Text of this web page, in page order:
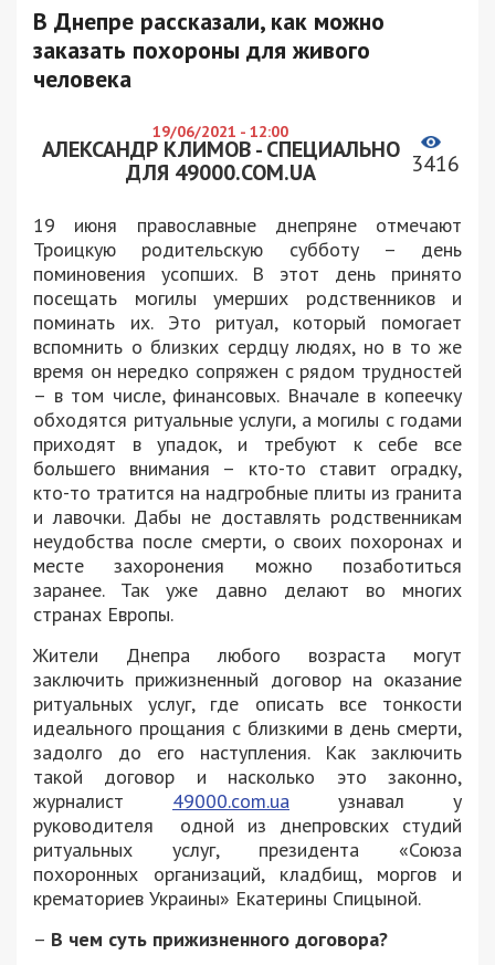
В Днепре рассказали, как можно
заказать похороны для живого
человека
19/06/2021 - 12:00
АЛЕКСАНДР КЛИМОВ - СПЕЦИАЛЬНО
ДЛЯ 49000.COM.UA
3416
19 июня православные днепряне отмечают
Троицкую родительскую субботу – день
поминовения усопших. В этот день принято
посещать могилы умерших родственников и
поминать их. Это ритуал, который помогает
вспомнить о близких сердцу людях, но в то же
время он нередко сопряжен с рядом трудностей
– в том числе, финансовых. Вначале в копеечку
обходятся ритуальные услуги, а могилы с годами
приходят в упадок, и требуют к себе все
большего внимания – кто-то ставит оградку,
кто-то тратится на надгробные плиты из гранита
и лавочки. Дабы не доставлять родственникам
неудобства после смерти, о своих похоронах и
месте захоронения можно позаботиться
заранее. Так уже давно делают во многих
странах Европы.
Жители Днепра любого возраста могут
заключить прижизненный договор на оказание
ритуальных услуг, где описать все тонкости
идеального прощания с близкими в день смерти,
задолго до его наступления. Как заключить
такой договор и насколько это законно,
журналист 49000.com.ua узнавал у
руководителя одной из днепровских студий
ритуальных услуг, президента «Союза
похоронных организаций, кладбищ, моргов и
крематориев Украины» Екатерины Спицыной.
– В чем суть прижизненного договора?